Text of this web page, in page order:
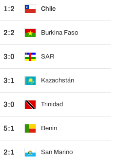
1:2 Chile
2:2 Burkina Faso
3:0 SAR
3:1 Kazachstán
3:0 Trinidad
5:1 Benin
2:1 San Marino